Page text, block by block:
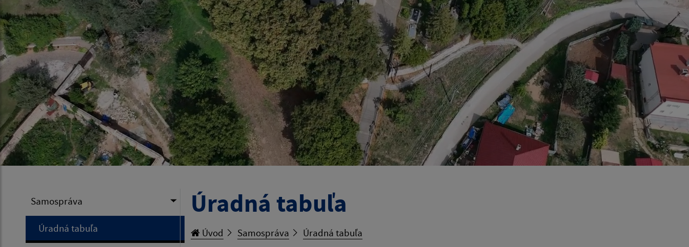
Samospráva
Úradná tabuľa
Úradná tabuľa
Úvod Samospráva Úradná tabuľa